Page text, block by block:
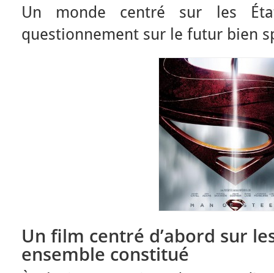
Un monde centré sur les
questionnement sur le futur bien
Un film centré d’abord sur
ensemble constitué